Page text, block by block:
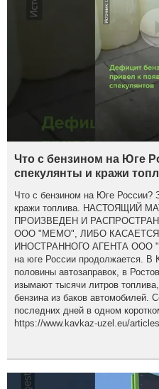
Что с бензином на Юге
спекулянты и кражи
Что с бензином на Юге России?
кражи топлива. НАСТОЯЩИЙ
ПРОИЗВЕДЕН И
ООО "МЕМО", ЛИБО
ИНОСТРАННОГО АГЕНТА ООО
на юге России продолжается. В
половины автозаправок, в
изымают тысячи литров
бензина из баков автомобилей.
последних дней в одном
https://www.kavkaz-uzel.eu/